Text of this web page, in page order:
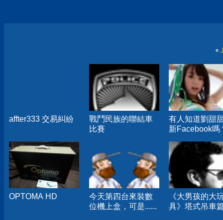
«
affter333 交易糾紛
戰鬥民族的聯結車
比賽
有人知道劉甜
新Facebook嗎
OPTOMA HD
今天第四台來裝數
位機上盒，可是......
《大男孩的大
具》塔式吊車